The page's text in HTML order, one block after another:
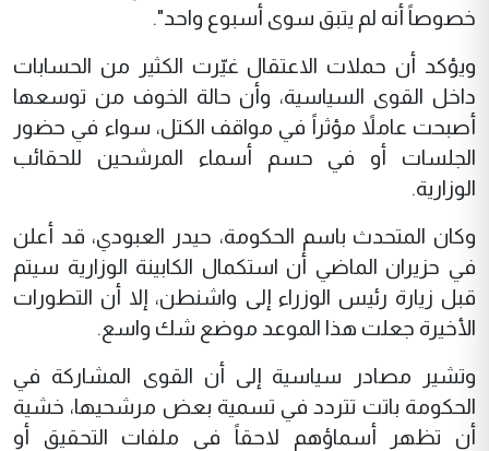
خصوصاً أنه لم يتبق سوى أسبوع واحد".
ويؤكد أن حملات الاعتقال غيّرت الكثير من الحسابات
داخل القوى السياسية، وأن حالة الخوف من توسعها
أصبحت عاملاً مؤثراً في مواقف الكتل، سواء في حضور
الجلسات أو في حسم أسماء المرشحين للحقائب
الوزارية.
وكان المتحدث باسم الحكومة، حيدر العبودي، قد أعلن
في حزيران الماضي أن استكمال الكابينة الوزارية سيتم
قبل زيارة رئيس الوزراء إلى واشنطن، إلا أن التطورات
الأخيرة جعلت هذا الموعد موضع شك واسع.
وتشير مصادر سياسية إلى أن القوى المشاركة في
الحكومة باتت تتردد في تسمية بعض مرشحيها، خشية
أن تظهر أسماؤهم لاحقاً في ملفات التحقيق أو